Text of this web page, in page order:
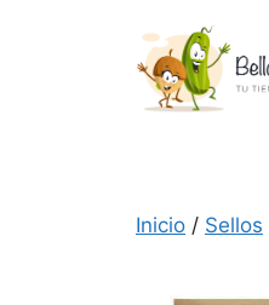
Inicio / Sellos